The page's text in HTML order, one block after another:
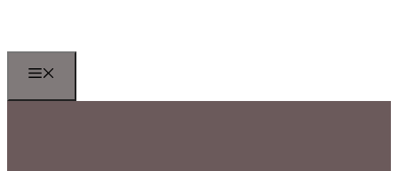
springen